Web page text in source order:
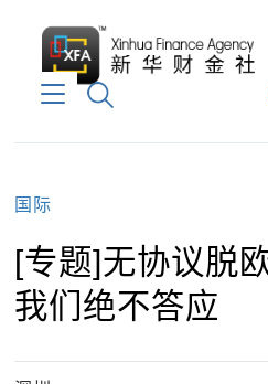
国际
[专题]无协议脱
我们绝不答应